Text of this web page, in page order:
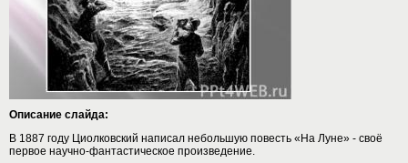
Описание слайда:
В 1887 году Циолковский написал небольшую повесть «На Луне» - своё
первое научно-фантастическое произведение.